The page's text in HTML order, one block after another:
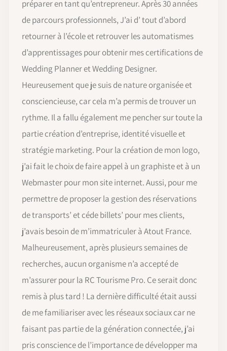
préparer en tant qu’entrepreneur. Après 30 années
de parcours professionnels, J’ai d’ tout d’abord
retourner à l’école et retrouver les automatismes
d’apprentissages pour obtenir mes certifications de
Wedding Planner et Wedding Designer.
Heureusement que je suis de nature organisée et
consciencieuse, car cela m’a permis de trouver un
rythme. Il a fallu également me pencher sur toute la
partie création d’entreprise, identité visuelle et
stratégie marketing. Pour la création de mon logo,
j’ai fait le choix de faire appel à un graphiste et à un
Webmaster pour mon site internet. Aussi, pour me
permettre de proposer la gestion des réservations
de transports’ et céde billets’ pour mes clients,
j’avais besoin de m’immatriculer à Atout France.
Malheureusement, après plusieurs semaines de
recherches, aucun organisme n’a accepté de
m’assurer pour la RC Tourisme Pro. Ce serait donc
remis à plus tard ! La dernière difficulté était aussi
de me familiariser avec les réseaux sociaux car ne
faisant pas partie de la génération connectée, j’ai
pris conscience de l’importance de développer ma